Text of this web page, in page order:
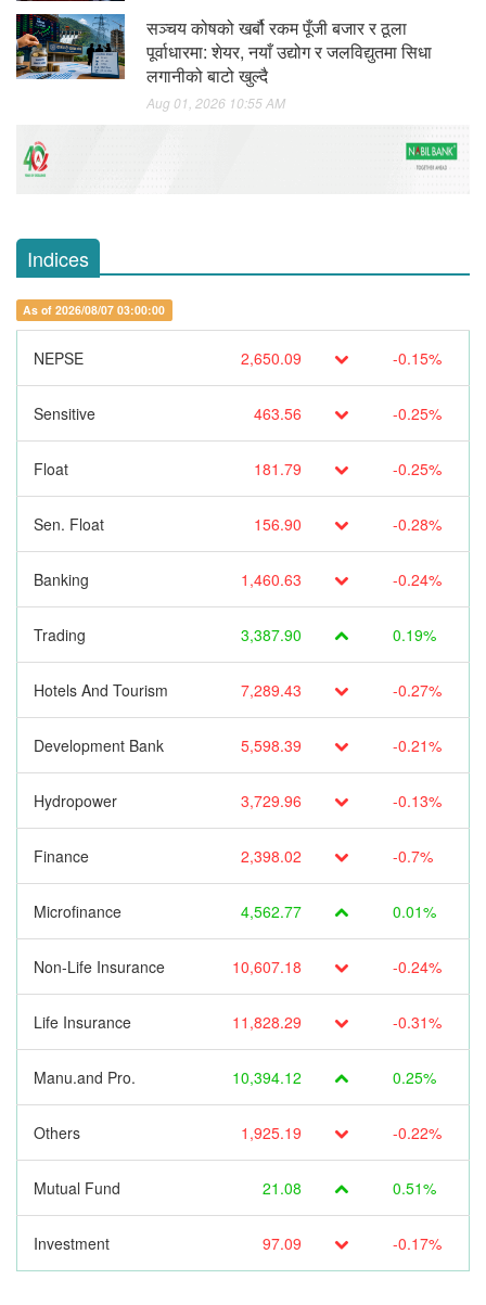
सञ्चय कोषको खर्बौ रकम पूँजी बजार र ठूला
पूर्वाधारमा: शेयर, नयाँ उद्योग र जलविद्युतमा सिधा
लगानीको बाटो खुल्दै
Aug 01, 2026 10:55 AM
Indices
As of 2026/08/07 03:00:00
NEPSE 2,650.09 -0.15%
Sensitive 463.56 -0.25%
Float 181.79 -0.25%
Sen. Float 156.90 -0.28%
Banking 1,460.63 -0.24%
Trading 3,387.90 0.19%
Hotels And Tourism 7,289.43 -0.27%
Development Bank 5,598.39 -0.21%
Hydropower 3,729.96 -0.13%
Finance 2,398.02 -0.7%
Microfinance 4,562.77 0.01%
Non-Life Insurance 10,607.18 -0.24%
Life Insurance 11,828.29 -0.31%
Manu.and Pro. 10,394.12 0.25%
Others 1,925.19 -0.22%
Mutual Fund 21.08 0.51%
Investment 97.09 -0.17%